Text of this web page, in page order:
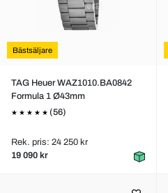
Bästsäljare
TAG Heuer WAZ1010.BA0842
Formula 1 Ø43mm
(56)
Rek. pris: 24 250 kr
19 090 kr